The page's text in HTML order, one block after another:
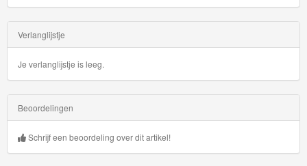
Verlanglijstje
Je verlanglijstje is leeg.
Beoordelingen
Schrijf een beoordeling over dit artikel!